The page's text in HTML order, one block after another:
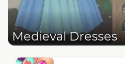
Medieval Dresses